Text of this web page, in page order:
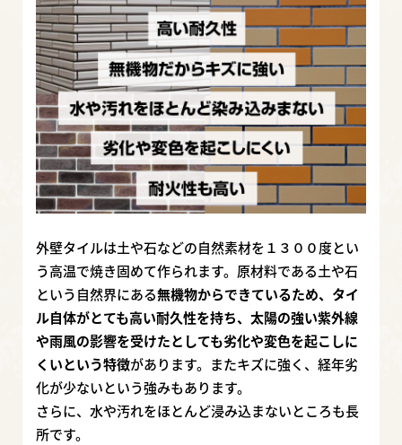
外壁タイルは土や石などの自然素材を１３００度とい
う高温で焼き固めて作られます。原材料である土や石
という自然界にある無機物からできているため、タイ
ル自体がとても高い耐久性を持ち、太陽の強い紫外線
や雨風の影響を受けたとしても劣化や変色を起こしに
くいという特徴があります。またキズに強く、経年劣
化が少ないという強みもあります。
さらに、水や汚れをほとんど浸み込まないところも長
所です。